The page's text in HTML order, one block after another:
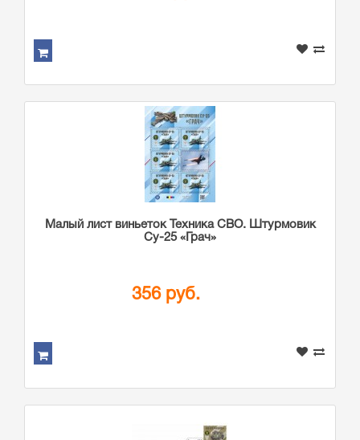
Малый лист виньеток Техника СВО. Штурмовик
Су-25 «Грач»
356 руб.